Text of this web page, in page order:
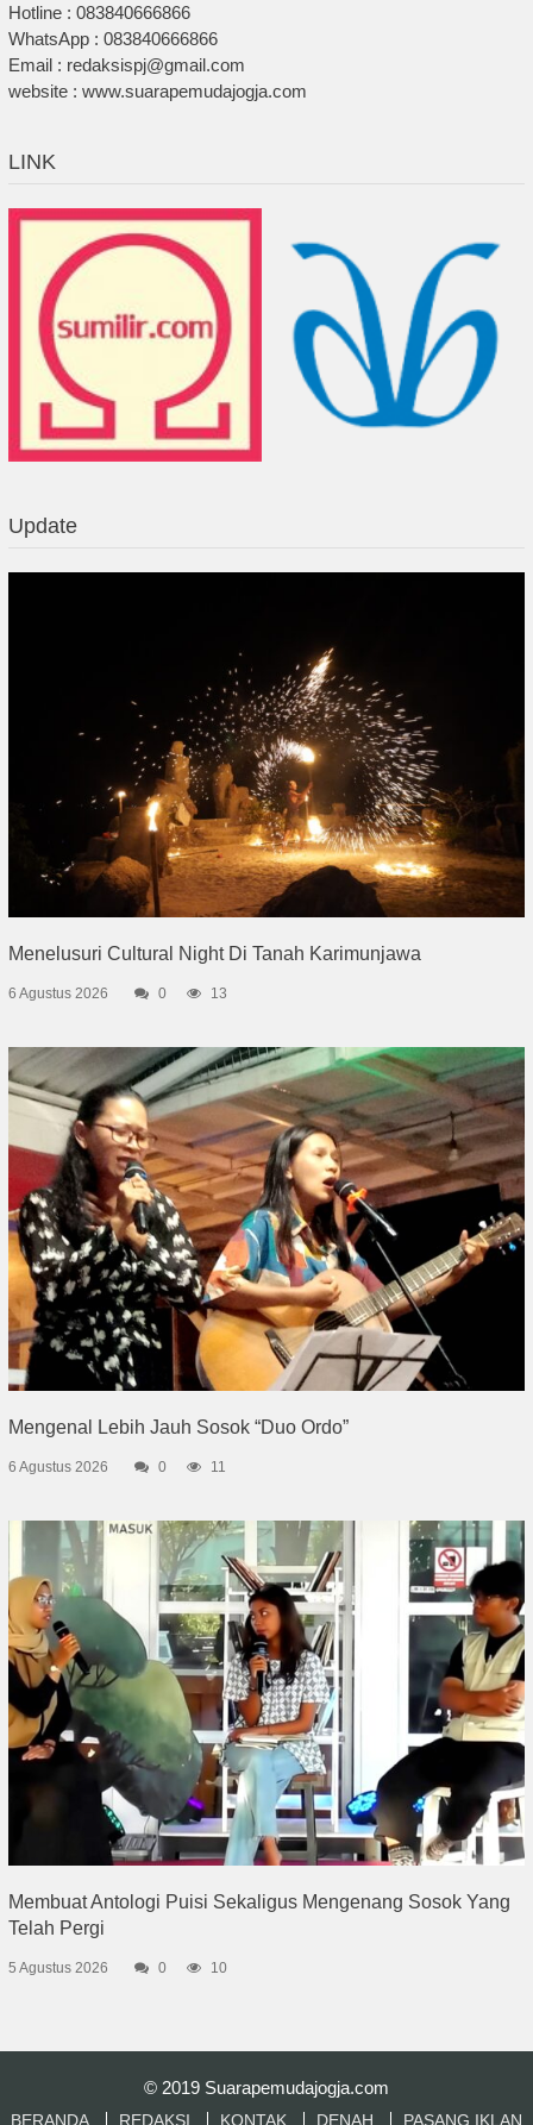
Hotline : 083840666866
WhatsApp : 083840666866
Email : redaksispj@gmail.com
website : www.suarapemudajogja.com
LINK
Update
Menelusuri Cultural Night Di Tanah Karimunjawa
6 Agustus 2026 0 13
Mengenal Lebih Jauh Sosok “Duo Ordo”
6 Agustus 2026 0 11
Membuat Antologi Puisi Sekaligus Mengenang Sosok Yang
Telah Pergi
5 Agustus 2026 0 10
© 2019 Suarapemudajogja.com
BERANDA REDAKSI KONTAK DENAH PASANG IKLAN